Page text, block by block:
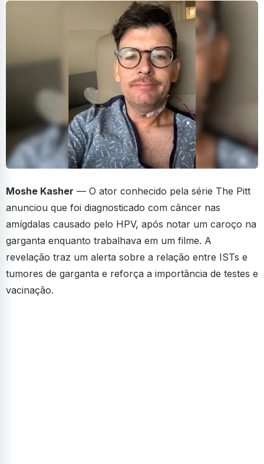
Moshe Kasher — O ator conhecido pela série The Pitt
anunciou que foi diagnosticado com câncer nas
amígdalas causado pelo HPV, após notar um caroço na
garganta enquanto trabalhava em um filme. A
revelação traz um alerta sobre a relação entre ISTs e
tumores de garganta e reforça a importância de testes e
vacinação.